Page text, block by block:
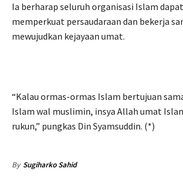
Ia berharap seluruh organisasi Islam
memperkuat persaudaraan dan bekerja
mewujudkan kejayaan umat.
“Kalau ormas-ormas Islam bertujuan
Islam wal muslimin, insya Allah umat
rukun,” pungkas Din Syamsuddin. (*)
By Sugiharko Sahid